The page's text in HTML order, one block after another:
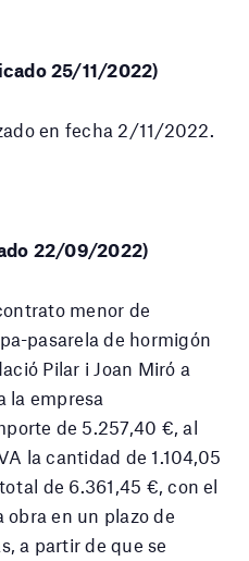
25/11/2022)
en fecha 2/11/2022.
22/09/2022)
menor de
pasarela de hormigón
Pilar i Joan Miró a
la empresa
de 5.257,40 €, al
la cantidad de 1.104,05
de 6.361,45 €, con el
obra en un plazo de
a partir de que se